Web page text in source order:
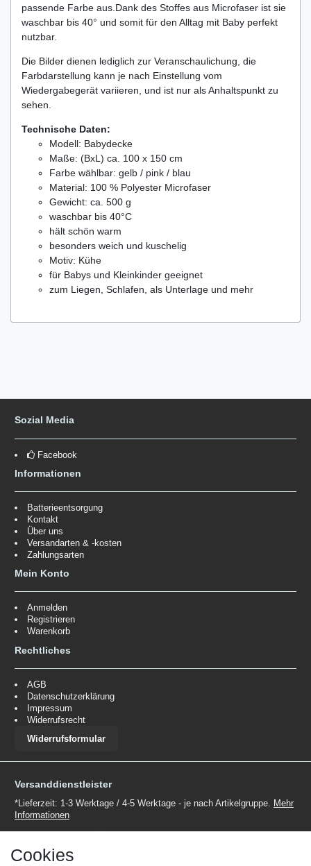
passende Farbe aus.Dank des Stoffes aus Microfaser ist sie
waschbar bis 40° und somit für den Alltag mit Baby perfekt
nutzbar.
Die Bilder dienen lediglich zur Veranschaulichung, die
Farbdarstellung kann je nach Einstellung vom
Wiedergabegerät variieren, und ist nur als Anhaltspunkt zu
sehen.
Technische Daten:
Modell: Babydecke
Maße: (BxL) ca. 100 x 150 cm
Farbe wählbar: gelb / pink / blau
Material: 100 % Polyester Microfaser
Gewicht: ca. 500 g
waschbar bis 40°C
hält schön warm
besonders weich und kuschelig
Motiv: Kühe
für Babys und Kleinkinder geeignet
zum Liegen, Schlafen, als Unterlage und mehr
Sozial Media
Facebook
Informationen
Batterieentsorgung
Kontakt
Über uns
Versandarten & -kosten
Zahlungsarten
Mein Konto
Anmelden
Registrieren
Warenkorb
Rechtliches
AGB
Datenschutzerklärung
Impressum
Widerrufsrecht
Widerrufsformular
Versanddienstleister
*Lieferzeit: 1-3 Werktage / 4-5 Werktage - je nach Artikelgruppe. Mehr
Informationen
Cookies